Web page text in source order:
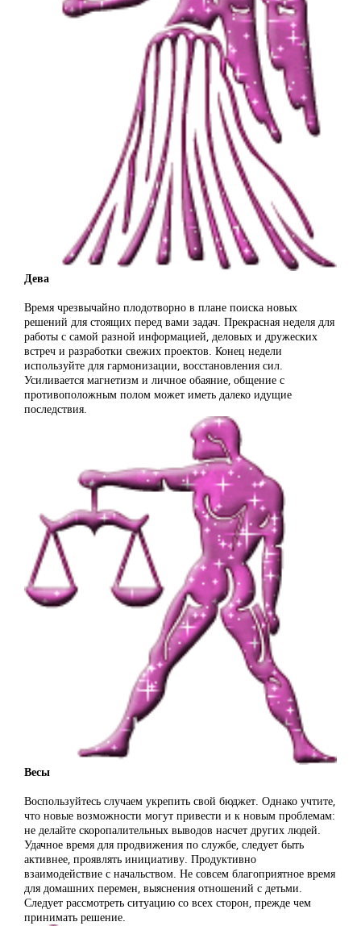
Дева
Время чрезвычайно плодотворно в плане поиска новых
решений для стоящих перед вами задач. Прекрасная неделя для
работы с самой разной информацией, деловых и дружеских
встреч и разработки свежих проектов. Конец недели
используйте для гармонизации, восстановления сил.
Усиливается магнетизм и личное обаяние, общение с
противоположным полом может иметь далеко идущие
последствия.
Весы
Воспользуйтесь случаем укрепить свой бюджет. Однако учтите,
что новые возможности могут привести и к новым проблемам:
не делайте скоропалительных выводов насчет других людей.
Удачное время для продвижения по службе, следует быть
активнее, проявлять инициативу. Продуктивно
взаимодействие с начальством. Не совсем благоприятное время
для домашних перемен, выяснения отношений с детьми.
Следует рассмотреть ситуацию со всех сторон, прежде чем
принимать решение.